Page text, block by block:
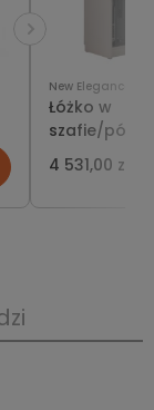
New Elegance
Łóżko w
szafie/
Genius
4 531,00 zł